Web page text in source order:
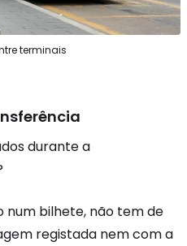
terminais
durante a
num bilhete, não tem de
registada nem com a